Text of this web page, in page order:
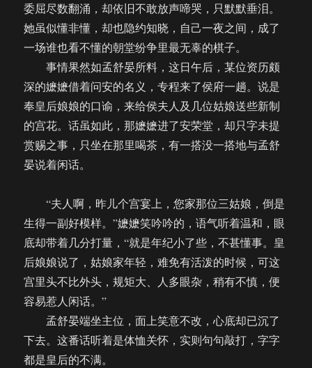
委屈尽数翻涌，却依旧不敢放声啼哭，只默默垂泪。
她虽似懂非懂，却也隐约知晓，自己一夜之间，成了
一场谁也看不懂的朝堂纷争里最无辜的棋子。
事情果然如孟舒晏所料，这日午后，某位资历颇
深的嬷嬷借着问安的名义，专程来了侯府一趟。说是
奉皇后娘娘的口谕，来给侯夫人及几位姑娘送些新制
的宫花。话虽如此，那嬷嬷进了安荣堂，却只字未提
赏赐之事，只坐在那里喝茶，有一搭没一搭地与孟舒
晏说着闲话。
“夫人啊，昨儿个宫宴上，您家那位三姑娘，倒是
生得一副好模样。”嬷嬷笑吟吟的，语气听着温和，眼
底却带着几分打量，“就是年纪小了些，不甚懂事。皇
后娘娘说了，姑娘家年轻，难免有活泼的时候，可这
宫里头不比外头，规矩大、人多眼杂，稍有不慎，便
容易惹人闲话。”
孟舒晏端坐主位，面上笑意不改，心底却已沉了
下去。这番话听着是体恤关怀，实则句句敲打，字字
都是皇后的不满。